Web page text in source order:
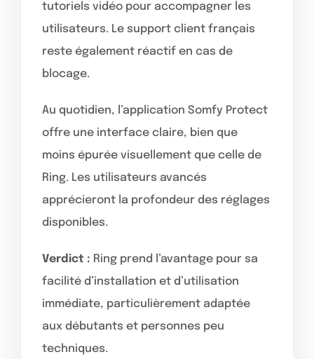
tutoriels vidéo pour accompagner les
utilisateurs. Le support client français
reste également réactif en cas de
blocage.
Au quotidien, l’application Somfy Protect
offre une interface claire, bien que
moins épurée visuellement que celle de
Ring. Les utilisateurs avancés
apprécieront la profondeur des réglages
disponibles.
Verdict : Ring prend l’avantage pour sa
facilité d’installation et d’utilisation
immédiate, particulièrement adaptée
aux débutants et personnes peu
techniques.